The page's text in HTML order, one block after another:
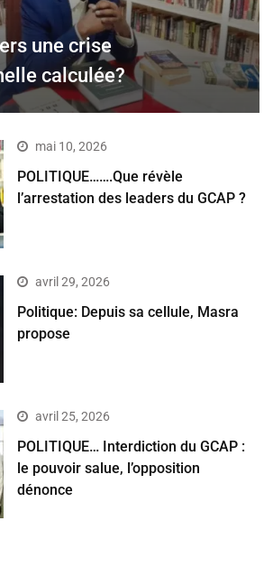
une crise
calculée?
mai 10, 2026
POLITIQUE…….Que révèle
l’arrestation des leaders du GCAP ?
avril 29, 2026
Politique: Depuis sa cellule, Masra
propose
avril 25, 2026
POLITIQUE… Interdiction du GCAP :
le pouvoir salue, l’opposition
dénonce